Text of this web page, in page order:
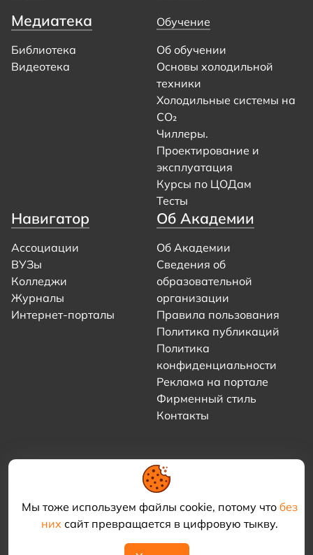
Мы тоже используем файлы cookie, потому что без
нихсайт превращается в цифровую тыкву.
Медиатека
Библиотека
Видеотека
Обучение
Об обучении
Основы холодильной
техники
Холодильные системы на
CO₂
Чиллеры.
Проектирование и
эксплуатация
Курсы по ЦОДам
Тесты
Навигатор
Ассоциации
ВУЗы
Колледжи
Журналы
Интернет-порталы
Об Академии
Об Академии
Сведения об
образовательной
организации
Правила пользования
Политика публикаций
Политика
конфиденциальности
Реклама на портале
Фирменный стиль
Контакты
© 2021–2026 «Академия КриоФрост»